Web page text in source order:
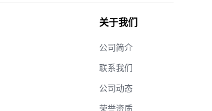
关于我们
公司简介
联系我们
公司动态
荣誉资质